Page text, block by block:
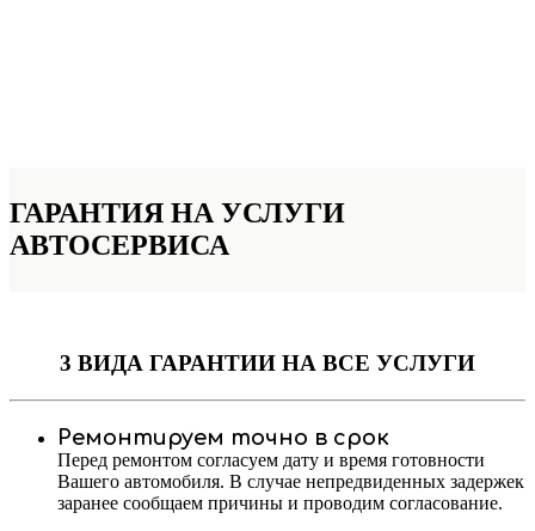
ГАРАНТИЯ НА УСЛУГИ
АВТОСЕРВИСА
3 ВИДА ГАРАНТИИ НА ВСЕ УСЛУГИ
Ремонтируем точно в срок
Перед ремонтом согласуем дату и время готовности
Вашего автомобиля. В случае непредвиденных задержек
заранее сообщаем причины и проводим согласование.